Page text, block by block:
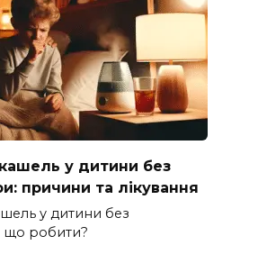
у дитини без
причини та лікування
у дитини без
що робити?